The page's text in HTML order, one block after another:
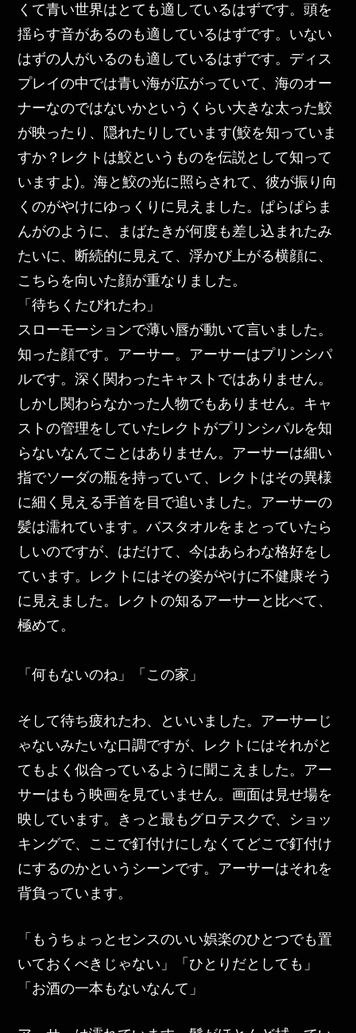
くて青い世界はとても適しているはずです。頭を
揺らす音があるのも適しているはずです。いない
はずの人がいるのも適しているはずです。ディス
プレイの中では青い海が広がっていて、海のオー
ナーなのではないかというくらい大きな太った鮫
が映ったり、隠れたりしています(鮫を知っていま
すか？レクトは鮫というものを伝説として知って
いますよ)。海と鮫の光に照らされて、彼が振り向
くのがやけにゆっくりに見えました。ぱらぱらま
んがのように、まばたきが何度も差し込まれたみ
たいに、断続的に見えて、浮かび上がる横顔に、
こちらを向いた顔が重なりました。
「待ちくたびれたわ」
スローモーションで薄い唇が動いて言いました。
知った顔です。アーサー。アーサーはプリンシパ
ルです。深く関わったキャストではありません。
しかし関わらなかった人物でもありません。キャ
ストの管理をしていたレクトがプリンシパルを知
らないなんてことはありません。アーサーは細い
指でソーダの瓶を持っていて、レクトはその異様
に細く見える手首を目で追いました。アーサーの
髪は濡れています。バスタオルをまとっていたら
しいのですが、はだけて、今はあらわな格好をし
ています。レクトにはその姿がやけに不健康そう
に見えました。レクトの知るアーサーと比べて、
極めて。
「何もないのね」「この家」
そして待ち疲れたわ、といいました。アーサーじ
ゃないみたいな口調ですが、レクトにはそれがと
てもよく似合っているように聞こえました。アー
サーはもう映画を見ていません。画面は見せ場を
映しています。きっと最もグロテスクで、ショッ
キングで、ここで釘付けにしなくてどこで釘付け
にするのかというシーンです。アーサーはそれを
背負っています。
「もうちょっとセンスのいい娯楽のひとつでも置
いておくべきじゃない」「ひとりだとしても」
「お酒の一本もないなんて」